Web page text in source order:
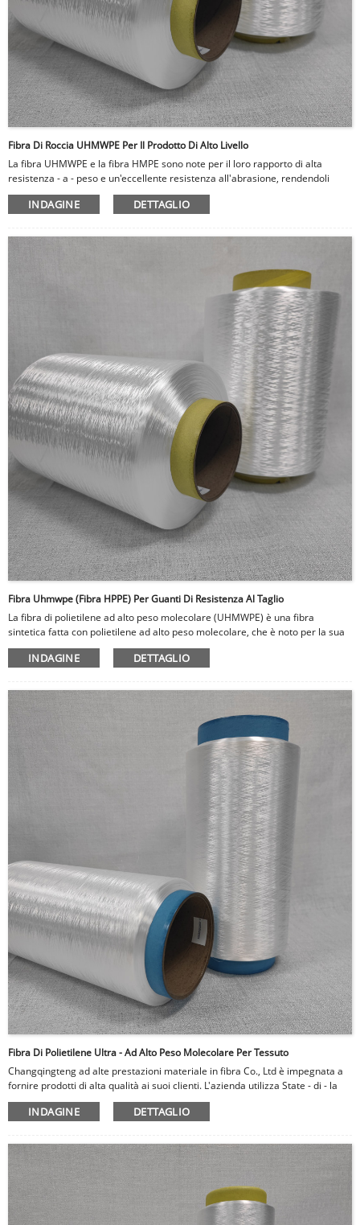
Fibra Di Roccia UHMWPE Per Il Prodotto Di Alto Livello
La fibra UHMWPE e la fibra HMPE sono note per il loro rapporto di alta
resistenza - a - peso e un'eccellente resistenza all'abrasione, rendendoli
materiali ideali per l'armatura e i caschi a prova di proiettile. Le fibre
possono assorbire una grande quantità di energia, riducendo il rischio di
flessibile e durevole, rendendola ideale per l'uso in guanti tagliati - resistenti,
INDAGINE DETTAGLIO
Fibra Uhmwpe (fibra HPPE) Per Guanti Di Resistenza Al Taglio
La fibra di polietilene ad alto peso molecolare (UHMWPE) è una fibra
sintetica fatta con polietilene ad alto peso molecolare, che è noto per la sua
alta resistenza e durata. La fibra UHMWPE è una delle fibre più forti e
leggere disponibili, rendendola ideale per l'uso in armatura e caschi a prova
quantità di energia, rendendola una barriera efficace contro proiettili, coltelli
e altri oggetti acuti. Inoltre, la fibra UHMWPE è altamente flessibile e può
resistere a temperature estreme e condizioni difficili, rendendola ideale per
l'uso in guanti tagli - resistenti.
INDAGINE DETTAGLIO
Fibra Di Polietilene Ultra - Ad Alto Peso Molecolare Per Tessuto
Changqingteng ad alte prestazioni materiale in fibra Co., Ltd è impegnata a
fornire prodotti di alta qualità ai suoi clienti. L'azienda utilizza State - di - la
tecnologia e le attrezzature dell'arte per produrre fibre e tessuti, garantendo
che i prodotti soddisfino o superassero gli standard internazionali. La società
tutti i prodotti siano privi di difetti e soddisfino le esigenze dei clienti.
INDAGINE DETTAGLIO